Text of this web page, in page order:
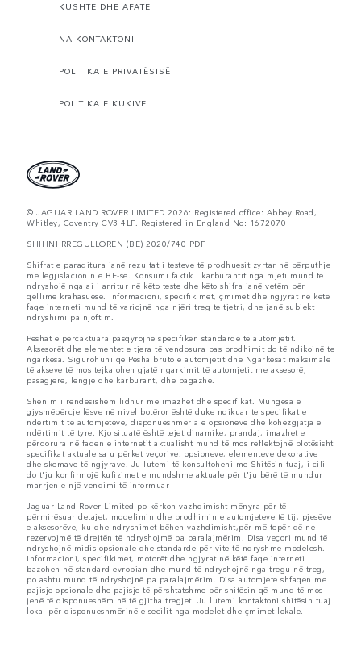
KUSHTE DHE AFATE
NA KONTAKTONI
POLITIKA E PRIVATËSISË
POLITIKA E KUKIVE
© JAGUAR LAND ROVER LIMITED 2026: Registered office: Abbey Road,
Whitley, Coventry CV3 4LF. Registered in England No: 1672070
SHIHNI RREGULLOREN (BE) 2020/740 PDF
Shifrat e paraqitura janë rezultat i testeve të prodhuesit zyrtar në përputhje
me legjislacionin e BE-së. Konsumi faktik i karburantit nga mjeti mund të
ndryshojë nga ai i arritur në këto teste dhe këto shifra janë vetëm për
qëllime krahasuese. Informacioni, specifikimet, çmimet dhe ngjyrat në këtë
faqe interneti mund të variojnë nga njëri treg te tjetri, dhe janë subjekt
ndryshimi pa njoftim.
Peshat e përcaktuara pasqyrojnë specifikën standarde të automjetit.
Aksesorët dhe elementet e tjera të vendosura pas prodhimit do të ndikojnë te
ngarkesa. Sigurohuni që Pesha bruto e automjetit dhe Ngarkesat maksimale
të akseve të mos tejkalohen gjatë ngarkimit të automjetit me aksesorë,
pasagjerë, lëngje dhe karburant, dhe bagazhe.
Shënim i rëndësishëm lidhur me imazhet dhe specifikat. Mungesa e
gjysmëpërcjellësve në nivel botëror është duke ndikuar te specifikat e
ndërtimit të automjeteve, disponueshmëria e opsioneve dhe kohëzgjatja e
ndërtimit të tyre. Kjo situatë është tejet dinamike, prandaj, imazhet e
përdorura në faqen e internetit aktualisht mund të mos reflektojnë plotësisht
specifikat aktuale sa u përket veçorive, opsioneve, elementeve dekorative
dhe skemave të ngjyrave. Ju lutemi të konsultoheni me Shitësin tuaj, i cili
do t'ju konfirmojë kufizimet e mundshme aktuale për t'ju bërë të mundur
marrjen e një vendimi të informuar
Jaguar Land Rover Limited po kërkon vazhdimisht mënyra për të
përmirësuar detajet, modelimin dhe prodhimin e automjeteve të tij, pjesëve
e aksesorëve, ku dhe ndryshimet bëhen vazhdimisht,për më tepër që ne
rezervojmë të drejtën të ndryshojmë pa paralajmërim. Disa veçori mund të
ndryshojnë midis opsionale dhe standarde për vite të ndryshme modelesh.
Informacioni, specifikimet, motorët dhe ngjyrat në këtë faqe interneti
bazohen në standard evropian dhe mund të ndryshojnë nga tregu në treg,
po ashtu mund të ndryshojnë pa paralajmërim. Disa automjete shfaqen me
pajisje opsionale dhe pajisje të përshtatshme për shitësin që mund të mos
jenë të disponueshëm në të gjitha tregjet. Ju lutemi kontaktoni shitësin tuaj
lokal për disponueshmërinë e secilit nga modelet dhe çmimet lokale.